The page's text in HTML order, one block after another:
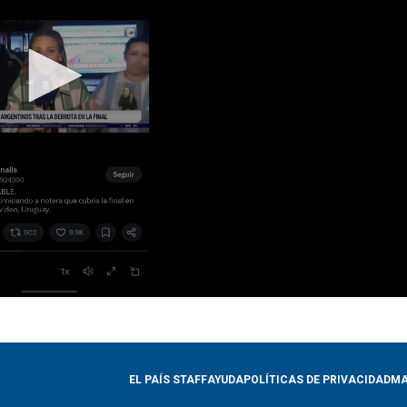
EL PAÍS STAFFAYUDAPOLÍTICAS DE PRIVACIDAD